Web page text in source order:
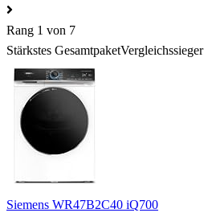
Rang 1 von 7
Stärkstes GesamtpaketVergleichssieger
Siemens WR47B2C40 iQ700